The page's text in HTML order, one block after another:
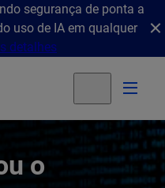
segurança de ponta a
uso de IA em qualquer
detalhes
o